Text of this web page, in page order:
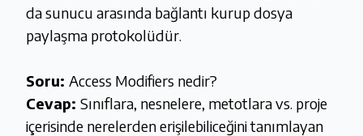
da sunucu arasında bağlantı kurup dosya
paylaşma protokolüdür.
Soru: Access Modifiers nedir?
Cevap: Sınıflara, nesnelere, metotlara vs. proje
içerisinde nerelerden erişilebiliceğini tanımlayan